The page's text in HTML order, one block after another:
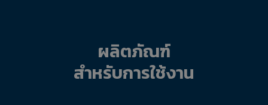
ผลิตภัณฑ์
สำหรับการใช้งาน